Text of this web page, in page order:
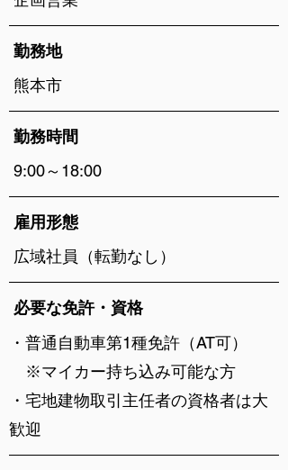
勤務地
熊本市
勤務時間
9:00～18:00
雇用形態
広域社員（転勤なし）
必要な免許・資格
・普通自動車第1種免許（AT可）
※マイカー持ち込み可能な方
・宅地建物取引主任者の資格者は大
歓迎